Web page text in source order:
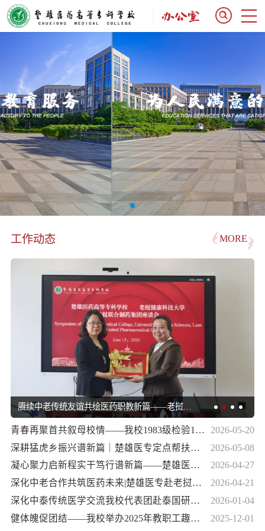
工作动态 MORE
赓续中老传统友谊共绘医药职教新篇——老挝健
康科学大学副校...
青春再聚首共叙母校情——我校1983级检验18
班校友毕业...
2026-05-20
深耕猛虎乡振兴谱新篇｜楚雄医专定点帮扶永
仁县猛虎乡绘就乡...
2026-05-08
凝心聚力启新程实干笃行谱新篇——楚雄医药
高等专科学校四届...
2026-04-27
深化中老合作共筑医药未来|楚雄医专赴老挝交
流访问
2026-04-21
深化中泰传统医学交流我校代表团赴泰国研修
成果丰硕
2026-01-04
健体魄促团结——我校举办2025年教职工趣味
2025-12-01